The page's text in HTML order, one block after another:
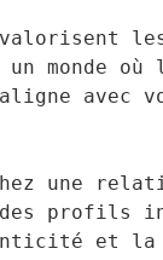
valorisent
un monde
avec
une
profils
et la